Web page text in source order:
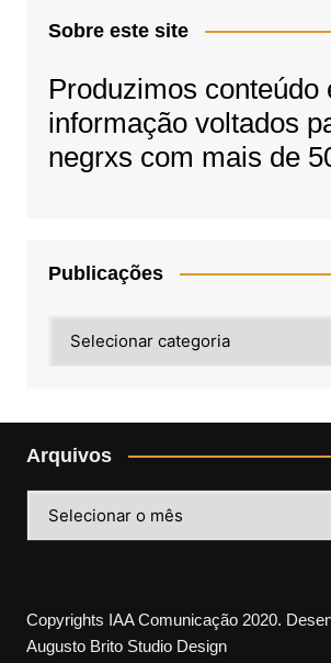
Sobre este site
Produzimos conteúdo
informação voltados
negrxs com mais de
Publicações
Arquivos
Copyrights IAA Comunicação 2020.
Augusto Brito Studio Design